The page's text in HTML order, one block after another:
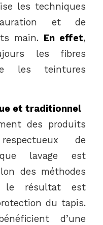
les techniques
et de
main. En effet,
les fibres
les teintures
et traditionnel
des produits
de
lavage est
des méthodes
résultat est
du tapis.
d’une